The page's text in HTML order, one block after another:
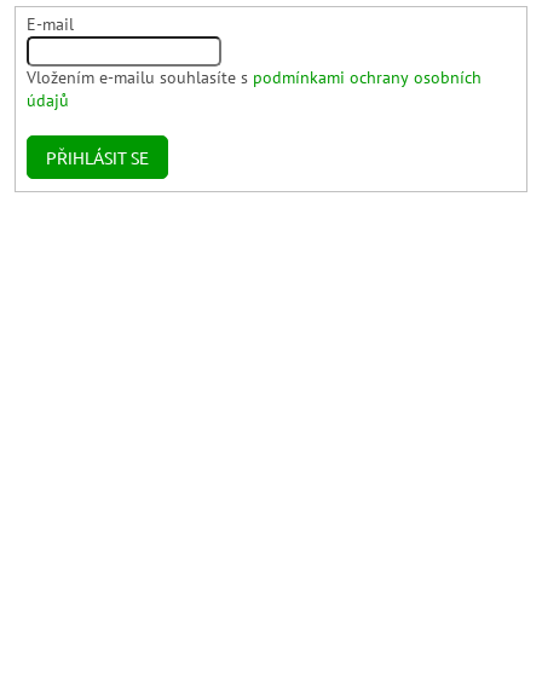
E-mail
Vložením e-mailu souhlasíte s podmínkami ochrany osobních
údajů
PŘIHLÁSIT SE